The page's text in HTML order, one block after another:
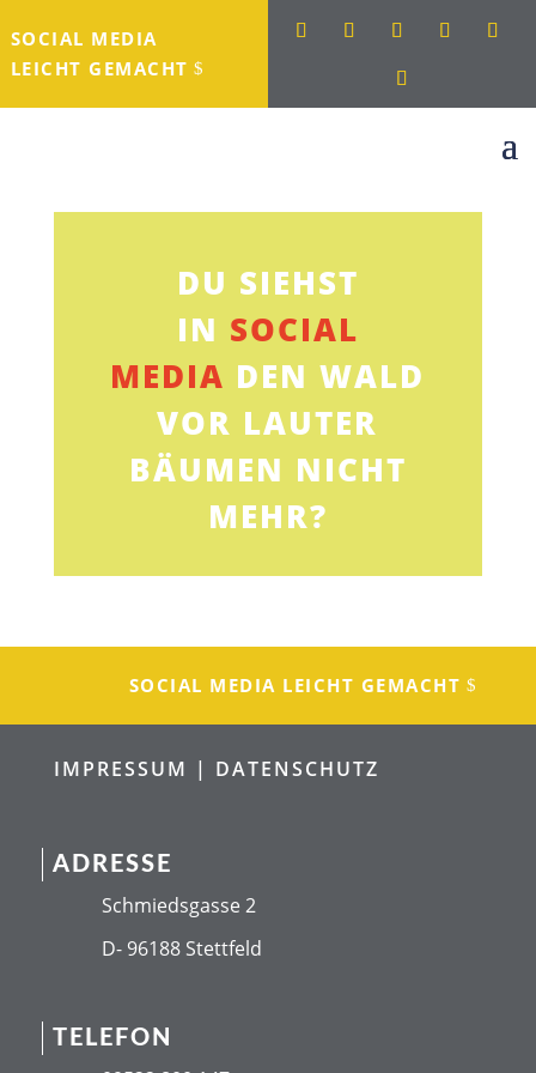
SOCIAL MEDIA
LEICHT GEMACHT
DU SIEHST
IN SOCIAL
MEDIA DEN WALD
VOR LAUTER
BÄUMEN NICHT
MEHR?
SOCIAL MEDIA LEICHT GEMACHT
IMPRESSUM | DATENSCHUTZ
ADRESSE
Schmiedsgasse 2
D- 96188 Stettfeld
TELEFON